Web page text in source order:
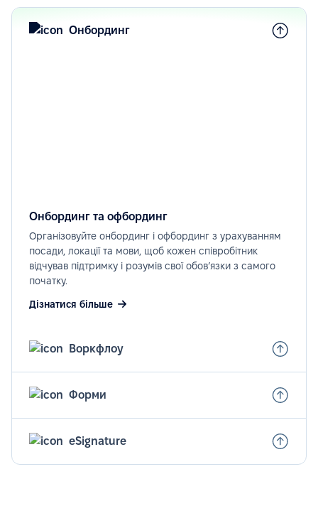
Онбординг
Онбординг та офбординг
Організовуйте онбординг і офбординг з урахуванням
посади, локації та мови, щоб кожен співробітник
відчував підтримку і розумів свої обов’язки з самого
початку.
Дізнатися більше
Воркфлоу
Форми
eSignature